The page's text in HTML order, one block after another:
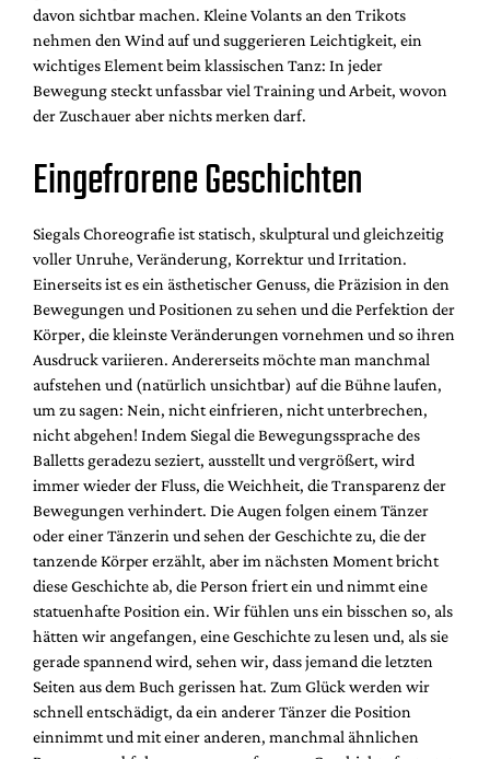
davon sichtbar machen. Kleine Volants an den Trikots
nehmen den Wind auf und suggerieren Leichtigkeit, ein
wichtiges Element beim klassischen Tanz: In jeder
Bewegung steckt unfassbar viel Training und Arbeit, wovon
der Zuschauer aber nichts merken darf.
Eingefrorene Geschichten
Siegals Choreografie ist statisch, skulptural und gleichzeitig
voller Unruhe, Veränderung, Korrektur und Irritation.
Einerseits ist es ein ästhetischer Genuss, die Präzision in den
Bewegungen und Positionen zu sehen und die Perfektion der
Körper, die kleinste Veränderungen vornehmen und so ihren
Ausdruck variieren. Andererseits möchte man manchmal
aufstehen und (natürlich unsichtbar) auf die Bühne laufen,
um zu sagen: Nein, nicht einfrieren, nicht unterbrechen,
nicht abgehen! Indem Siegal die Bewegungssprache des
Balletts geradezu seziert, ausstellt und vergrößert, wird
immer wieder der Fluss, die Weichheit, die Transparenz der
Bewegungen verhindert. Die Augen folgen einem Tänzer
oder einer Tänzerin und sehen der Geschichte zu, die der
tanzende Körper erzählt, aber im nächsten Moment bricht
diese Geschichte ab, die Person friert ein und nimmt eine
statuenhafte Position ein. Wir fühlen uns ein bisschen so, als
hätten wir angefangen, eine Geschichte zu lesen und, als sie
gerade spannend wird, sehen wir, dass jemand die letzten
Seiten aus dem Buch gerissen hat. Zum Glück werden wir
schnell entschädigt, da ein anderer Tänzer die Position
einnimmt und mit einer anderen, manchmal ähnlichen